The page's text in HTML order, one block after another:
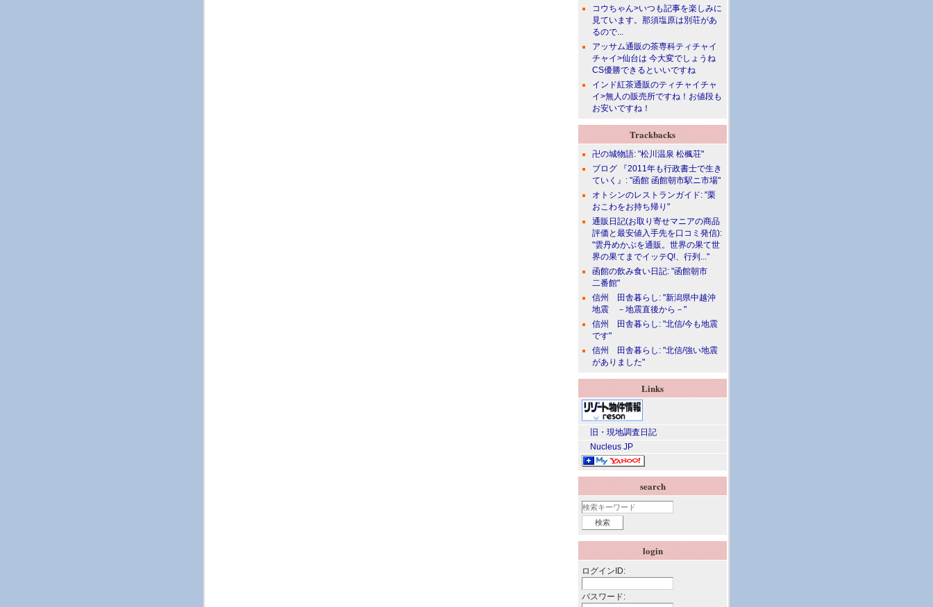
コウちゃん>いつも記事を楽しみに
見ています。那須塩原は別荘があ
るので...
アッサム通販の茶専科ティチャイ
チャイ>仙台は 今大変でしょうね
CS優勝できるといいですね
インド紅茶通販のティチャイチャ
イ>無人の販売所ですね！お値段も
お安いですね！
Trackbacks
卍の城物語: "松川温泉 松楓荘"
ブログ 『2011年も行政書士で生き
ていく』: "函館 函館朝市駅ニ市場"
オトシンのレストランガイド: "栗
おこわをお持ち帰り"
通販日記(お取り寄せマニアの商品
評価と最安値入手先を口コミ発信):
"雲丹めかぶを通販。世界の果て世
界の果てまでイッテQ!、行列..."
函館の飲み食い日記: "函館朝市
二番館"
信州 田舎暮らし: "新潟県中越沖
地震 －地震直後から－"
信州 田舎暮らし: "北信/今も地震
です"
信州 田舎暮らし: "北信/強い地震
がありました"
Links
旧・現地調査日記
Nucleus JP
search
login
ログインID:
パスワード: